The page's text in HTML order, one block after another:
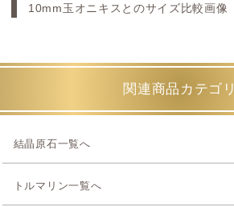
10mm玉オニキスとのサイズ比較画像
関連商品カテゴリ
結晶原石一覧へ
トルマリン一覧へ